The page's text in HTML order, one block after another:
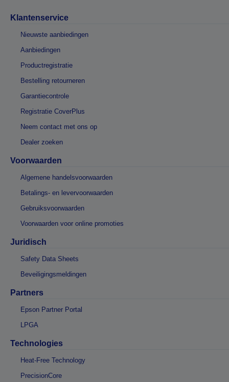
Klantenservice
Nieuwste aanbiedingen
Aanbiedingen
Productregistratie
Bestelling retourneren
Garantiecontrole
Registratie CoverPlus
Neem contact met ons op
Dealer zoeken
Voorwaarden
Algemene handelsvoorwaarden
Betalings- en levervoorwaarden
Gebruiksvoorwaarden
Voorwaarden voor online promoties
Juridisch
Safety Data Sheets
Beveiligingsmeldingen
Partners
Epson Partner Portal
LPGA
Technologies
Heat-Free Technology
PrecisionCore